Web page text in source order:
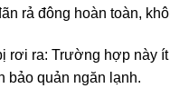
rả đông hoàn toàn,
rơi ra: Trường hợp này
bảo quản ngăn lạnh.